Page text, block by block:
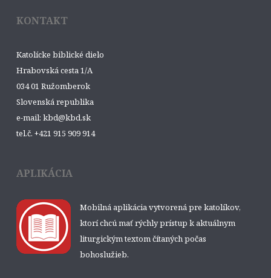
KONTAKT
Katolícke biblické dielo
Hrabovská cesta 1/A
034 01 Ružomberok
Slovenská republika
e-mail: kbd@kbd.sk
tel.č. +421 915 909 914
APLIKÁCIA
Mobilná aplikácia vytvorená pre katolíkov,
ktorí chcú mať rýchly prístup k aktuálnym
liturgickým textom čítaných počas
bohoslužieb.